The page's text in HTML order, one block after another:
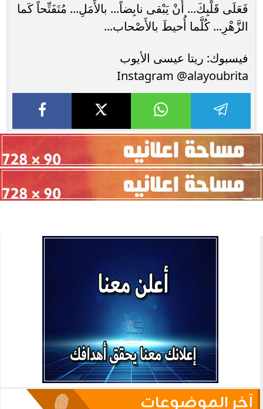
فَعَلَى قَلْبِكَ... أَنْ يَبْقى نابِضاً... بالأَمَلِ... مُتَفَتِّحاً كَما
الزَّهْرِ... كُلَّما أُحيطَ بالأَصْحاب...
فيسبوك: ريتا عيسى الأيوب
Instagram @alayoubrita
آخر الموضوعات